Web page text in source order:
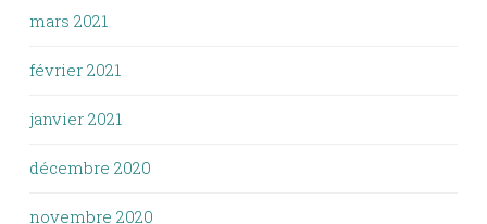
mars 2021
février 2021
janvier 2021
décembre 2020
novembre 2020